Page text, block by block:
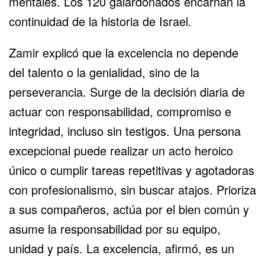
continuidad de la historia de Israel.
Zamir explicó que la excelencia no depende
del talento o la genialidad, sino de la
perseverancia. Surge de la decisión diaria de
actuar con responsabilidad, compromiso e
integridad, incluso sin testigos. Una persona
excepcional puede realizar un acto heroico
único o cumplir tareas repetitivas y agotadoras
con profesionalismo, sin buscar atajos. Prioriza
a sus compañeros, actúa por el bien común y
asume la responsabilidad por su equipo,
unidad y país. La excelencia, afirmó, es un